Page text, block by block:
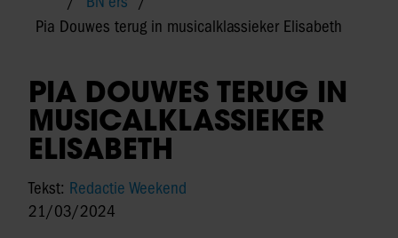
Pia Douwes terug in musicalklassieker Elisabeth
PIA DOUWES TERUG IN
MUSICALKLASSIEKER
ELISABETH
Tekst: Redactie Weekend
21/03/2024